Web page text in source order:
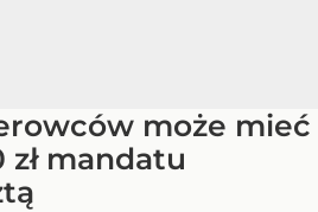
może mieć
mandatu